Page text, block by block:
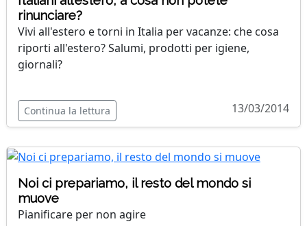
rinunciare?
Vivi all'estero e torni in Italia per vacanze: che cosa
riporti all'estero? Salumi, prodotti per igiene,
giornali?
Continua la lettura 13/03/2014
Noi ci prepariamo, il resto del mondo si
muove
Pianificare per non agire